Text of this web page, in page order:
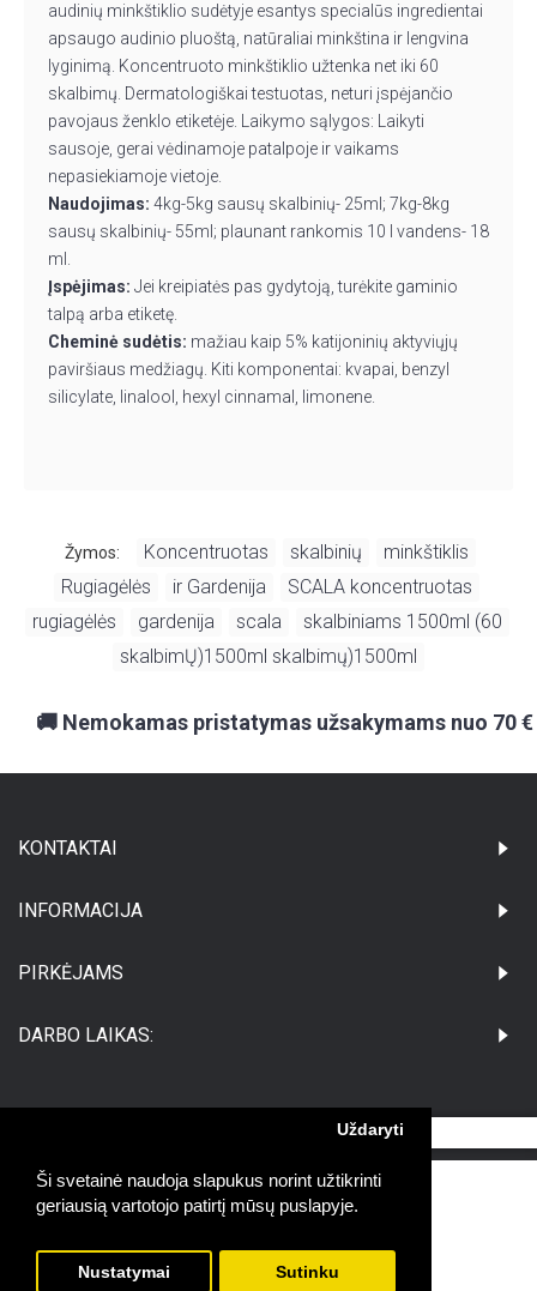
Ši svetainė naudoja slapukus norint užtikrinti
geriausią vartotojo patirtį mūsų puslapyje.
Uždaryti
Nustatymai Sutinku
audinių minkštiklio sudėtyje esantys specialūs ingredientai
apsaugo audinio pluoštą, natūraliai minkština ir lengvina
lyginimą. Koncentruoto minkštiklio užtenka net iki 60
skalbimų. Dermatologiškai testuotas, neturi įspėjančio
pavojaus ženklo etiketėje. Laikymo sąlygos: Laikyti
sausoje, gerai vėdinamoje patalpoje ir vaikams
nepasiekiamoje vietoje.
Naudojimas: 4kg-5kg sausų skalbinių- 25ml; 7kg-8kg
sausų skalbinių- 55ml; plaunant rankomis 10 l vandens- 18
ml.
Įspėjimas: Jei kreipiatės pas gydytoją, turėkite gaminio
talpą arba etiketę.
Cheminė sudėtis: mažiau kaip 5% katijoninių aktyviųjų
paviršiaus medžiagų. Kiti komponentai: kvapai, benzyl
silicylate, linalool, hexyl cinnamal, limonene.
Žymos: Koncentruotas skalbinių minkštiklis
Rugiagėlės ir Gardenija SCALA koncentruotas
rugiagėlės gardenija scala skalbiniams 1500ml (60
skalbimŲ)1500ml skalbimų)1500ml
🚚 Nemokamas pristatymas užsakymams nuo 70 €
KONTAKTAI
INFORMACIJA
PIRKĖJAMS
DARBO LAIKAS:
©Visos teisės saugomos UAB Medikatus